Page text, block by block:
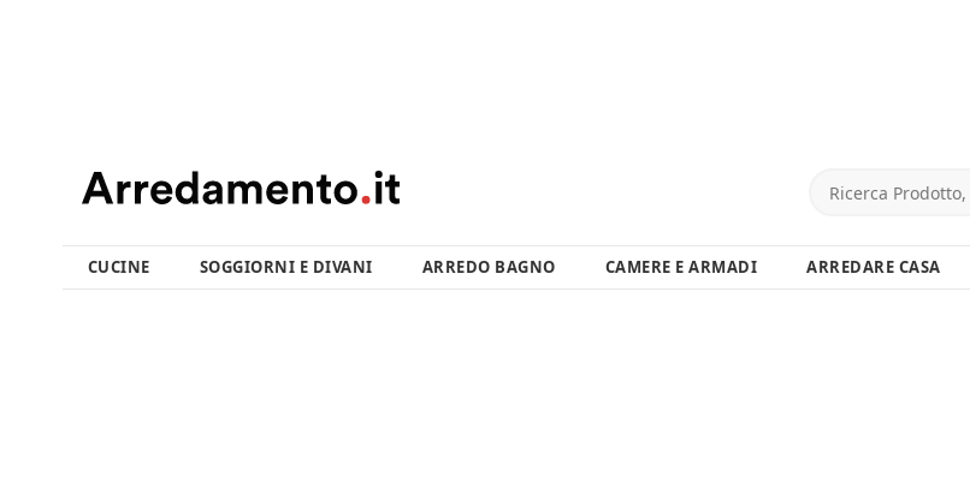
CUCINE SOGGIORNI E DIVANI ARREDO BAGNO CAMERE E ARMADI ARREDARE CASA